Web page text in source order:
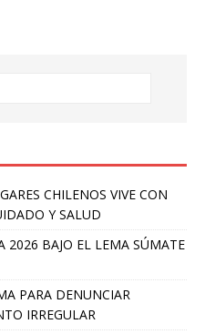
CHILENOS VIVE CON
Y SALUD
2026 BAJO EL LEMA SÚMATE
PARA DENUNCIAR
IRREGULAR